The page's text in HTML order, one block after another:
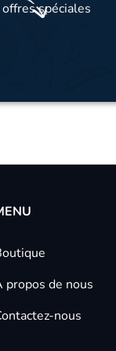
spéciales
propos de nous
nous